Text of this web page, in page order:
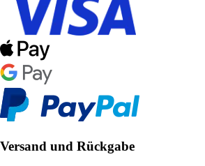
Versand und Rückgabe